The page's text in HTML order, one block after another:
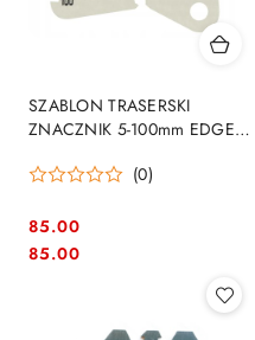
SZABLON TRASERSKI
ZNACZNIK 5-100mm EDGE
(0)
Cena:
85.00
Cena:
85.00